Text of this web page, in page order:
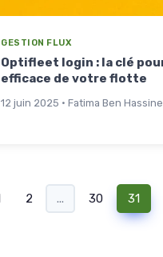
GESTION FLUX
Optifleet login : la clé
efficace de votre flotte
12 juin 2025 · Fatima Ben Hassine
2 ... 30 31